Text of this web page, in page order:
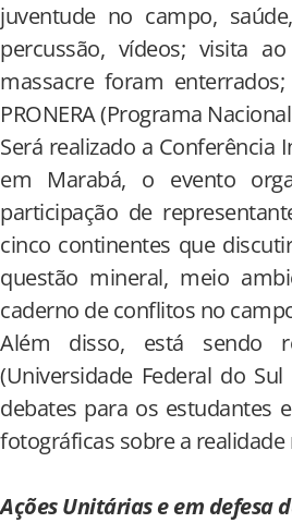
juventude no campo,
percussão, vídeos; visita
massacre foram
PRONERA (Programa
Será realizado a Conferência
em Marabá, o evento
participação de
cinco continentes que
questão mineral, meio
caderno de conflitos no
Além disso, está sendo
(Universidade Federal do
debates para os estudantes
fotográficas sobre a
Ações Unitárias e em defesa